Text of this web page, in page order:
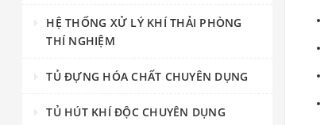
HỆ THỐNG XỬ LÝ KHÍ THẢI PHÒNG
THÍ NGHIỆM
TỦ ĐỰNG HÓA CHẤT CHUYÊN DỤNG
TỦ HÚT KHÍ ĐỘC CHUYÊN DỤNG